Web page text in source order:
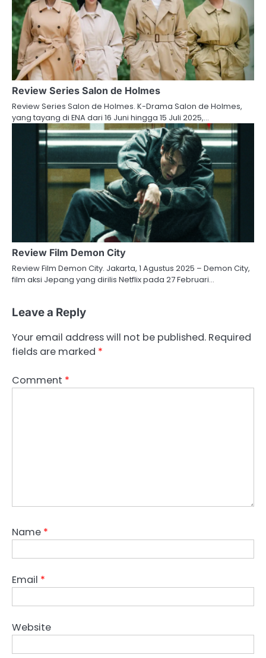
Review Series Salon de Holmes
Review Series Salon de Holmes. K-Drama Salon de Holmes,
yang tayang di ENA dari 16 Juni hingga 15 Juli 2025,…
Review Film Demon City
Review Film Demon City. Jakarta, 1 Agustus 2025 – Demon City,
film aksi Jepang yang dirilis Netflix pada 27 Februari…
Leave a Reply
Your email address will not be published. Required
fields are marked *
Comment *
Name *
Email *
Website